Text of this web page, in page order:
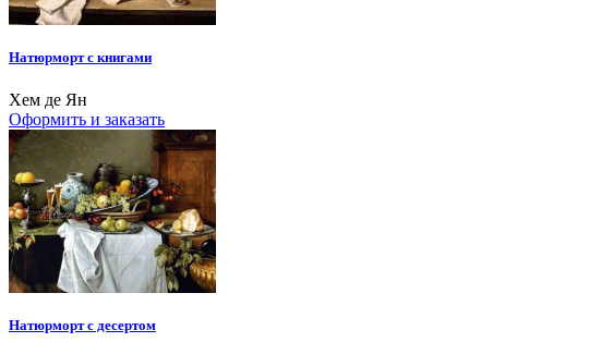
Натюрморт с книгами
Хем де Ян
Оформить и заказать
Натюрморт с десертом